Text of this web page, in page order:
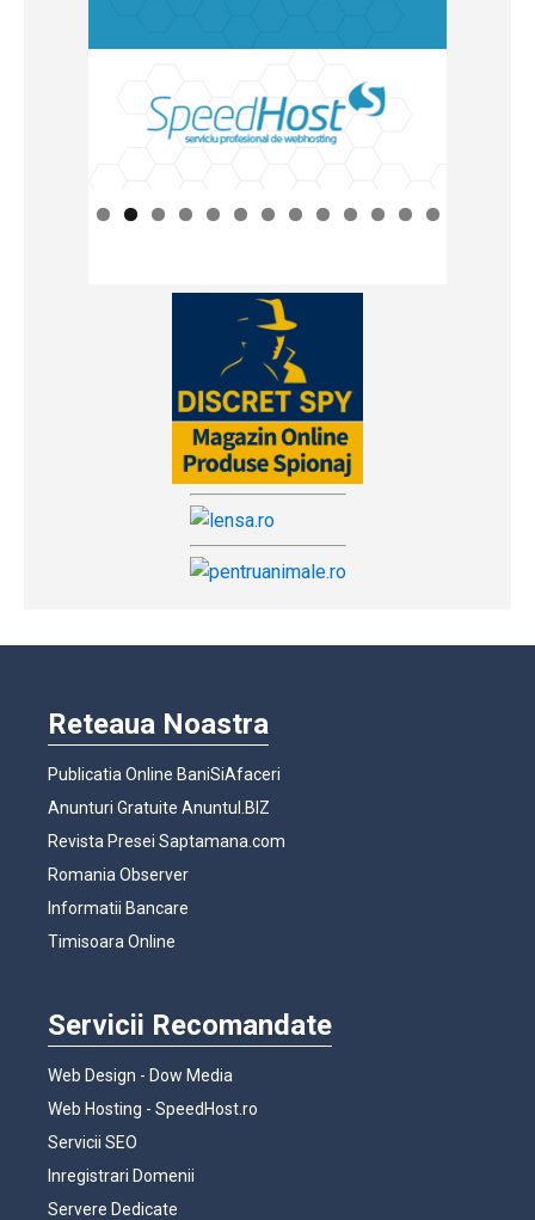
Reteaua Noastra
Publicatia Online BaniSiAfaceri
Anunturi Gratuite Anuntul.BIZ
Revista Presei Saptamana.com
Romania Observer
Informatii Bancare
Timisoara Online
Servicii Recomandate
Web Design - Dow Media
Web Hosting - SpeedHost.ro
Servicii SEO
Inregistrari Domenii
Servere Dedicate